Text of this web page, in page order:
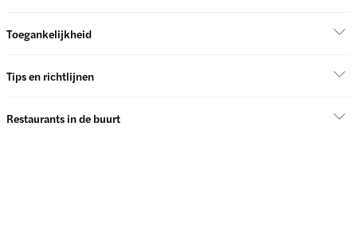
Toegankelijkheid
Tips en richtlijnen
Restaurants in de buurt